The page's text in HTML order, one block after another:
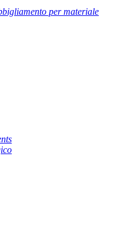
per materiale